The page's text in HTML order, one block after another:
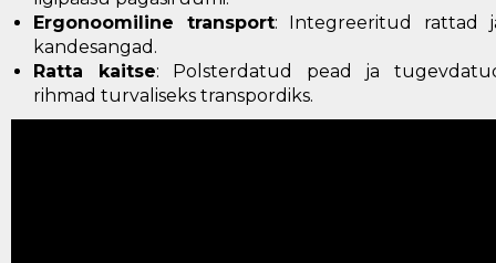
Ergonoomiline transport: Integreeritud rattad
kandesangad.
Ratta kaitse: Polsterdatud pead ja
rihmad turvaliseks transpordiks.